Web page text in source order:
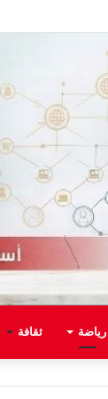
رياضة ثقافة